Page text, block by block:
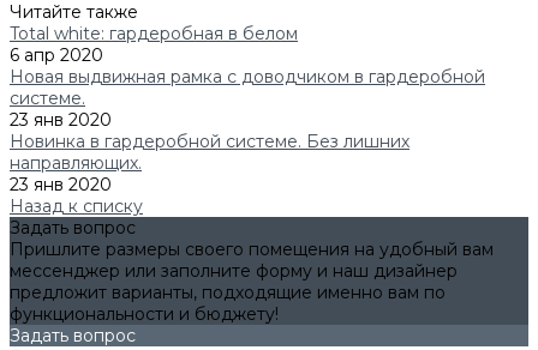
Читайте также
Total white: гардеробная в белом
6 апр 2020
Новая выдвижная рамка с доводчиком в гардеробной
системе.
23 янв 2020
Новинка в гардеробной системе. Без лишних
направляющих.
23 янв 2020
Назад к списку
Задать вопрос
Пришлите размеры своего помещения на удобный вам
мессенджер или заполните форму и наш дизайнер
предложит варианты, подходящие именно вам по
функциональности и бюджету!
Задать вопрос